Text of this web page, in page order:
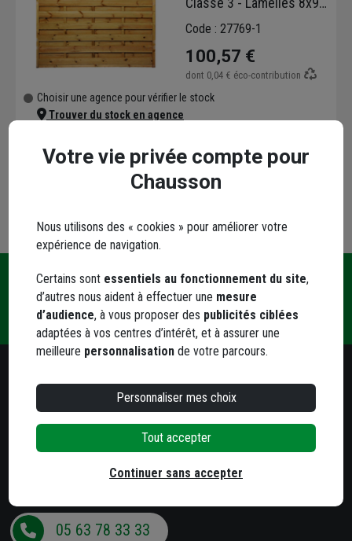
mm - Cadre 45x45 mm -
1,80 M x 1,80 M - ép. 5,00
CM
Code : 27769-1
100,57 €
dont 0,04 € éco-contribution
Choisir une agence pour vérifier le stock
Trouver du stock en agence
Contact
Livraison
et retrait
Une
question
?
sécurisé
Besoin d'un conseil ?
Notre service client est à votre écoute
de 8h à 12h et de 13h30 à 17h
05 63 78 33 33
Votre vie privée compte pour
Chausson
Nous utilisons des « cookies » pour améliorer votre
expérience de navigation.
Certains sont essentiels au fonctionnement du site,
d’autres nous aident à effectuer une mesure
d’audience, à vous proposer des publicités ciblées
adaptées à vos centres d’intérêt, et à assurer une
meilleure personnalisation de votre parcours.
Personnaliser mes choix
Tout accepter
Continuer sans accepter